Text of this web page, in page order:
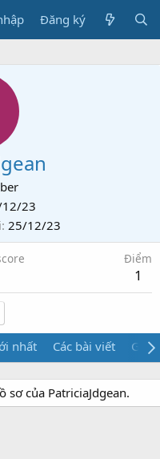
Đăng ký
23
25/12/23
Điểm
1
nhất Các bài viết Giới
của PatriciaJdgean.